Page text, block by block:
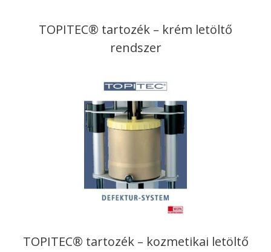
TOPITEC® tartozék – krém letöltő
rendszer
TOPITEC® tartozék – kozmetikai letöltő